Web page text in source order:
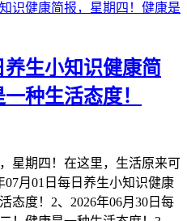
养生小知识健康简
种生活态度！
星期四！在这里，生活原来可
07月01日每日养生小知识健康
态度！2、2026年06月30日每